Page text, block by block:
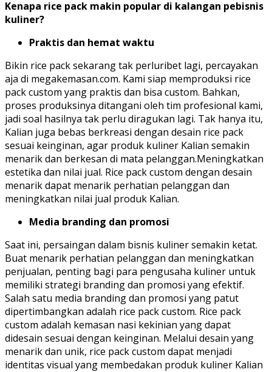
Kenapa rice pack makin popular di kalangan pebisnis
kuliner?
Praktis dan hemat waktu
Bikin rice pack sekarang tak perluribet lagi, percayakan
aja di megakemasan.com. Kami siap memproduksi rice
pack custom yang praktis dan bisa custom. Bahkan,
proses produksinya ditangani oleh tim profesional kami,
jadi soal hasilnya tak perlu diragukan lagi. Tak hanya itu,
Kalian juga bebas berkreasi dengan desain rice pack
sesuai keinginan, agar produk kuliner Kalian semakin
menarik dan berkesan di mata pelanggan.Meningkatkan
estetika dan nilai jual. Rice pack custom dengan desain
menarik dapat menarik perhatian pelanggan dan
meningkatkan nilai jual produk Kalian.
Media branding dan promosi
Saat ini, persaingan dalam bisnis kuliner semakin ketat.
Buat menarik perhatian pelanggan dan meningkatkan
penjualan, penting bagi para pengusaha kuliner untuk
memiliki strategi branding dan promosi yang efektif.
Salah satu media branding dan promosi yang patut
dipertimbangkan adalah rice pack custom. Rice pack
custom adalah kemasan nasi kekinian yang dapat
didesain sesuai dengan keinginan. Melalui desain yang
menarik dan unik, rice pack custom dapat menjadi
identitas visual yang membedakan produk kuliner Kalian